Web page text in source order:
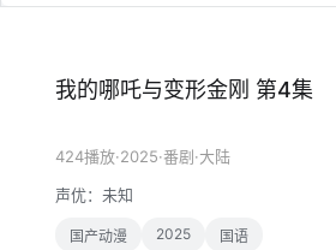
我的哪吒与变形金刚 第4集
424播放·2025·番剧·大陆
声优： 未知
国产动漫 2025 国语